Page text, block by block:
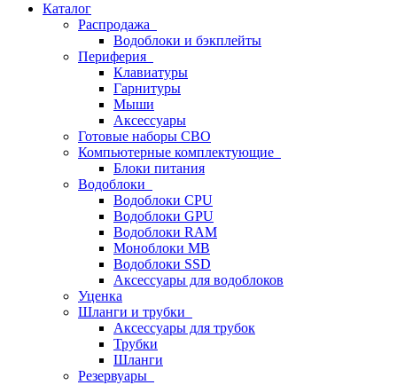
Каталог
Распродажа
Водоблоки и бэкплейты
Периферия
Клавиатуры
Гарнитуры
Мыши
Аксессуары
Готовые наборы СВО
Компьютерные комплектующие
Блоки питания
Водоблоки
Водоблоки CPU
Водоблоки GPU
Водоблоки RAM
Моноблоки MB
Водоблоки SSD
Аксессуары для водоблоков
Уценка
Шланги и трубки
Аксессуары для трубок
Трубки
Шланги
Резервуары